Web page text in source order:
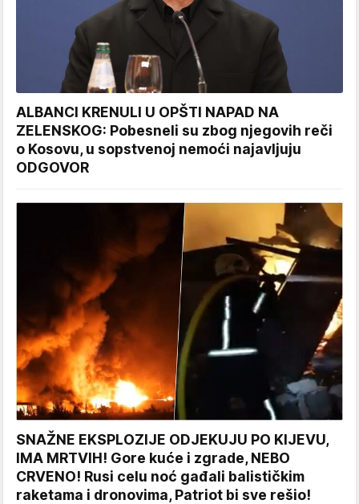
ALBANCI KRENULI U OPŠTI NAPAD NA
ZELENSKOG: Pobesneli su zbog njegovih reči
o Kosovu, u sopstvenoj nemoći najavljuju
ODGOVOR
SNAŽNE EKSPLOZIJE ODJEKUJU PO KIJEVU,
IMA MRTVIH! Gore kuće i zgrade, NEBO
CRVENO! Rusi celu noć gađali balističkim
raketama i dronovima, Patriot bi sve rešio!